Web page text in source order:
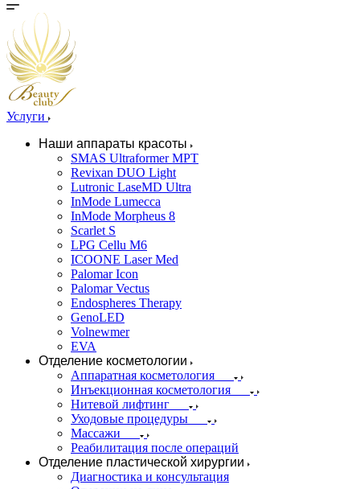
Услуги
Наши аппараты красоты
SMAS Ultraformer MPT
Revixan DUO Light
Lutronic LaseMD Ultra
InMode Lumecca
InMode Morpheus 8
Scarlet S
LPG Cellu M6
ICOONE Laser Med
Palomar Icon
Palomar Vectus
Endospheres Therapy
GenoLED
Volnewmer
EVA
Отделение косметологии
Аппаратная косметология
Инъекционная косметология
Нитевой лифтинг
Уходовые процедуры
Массажи
Реабилитация после операций
Отделение пластической хирургии
Диагностика и консультация